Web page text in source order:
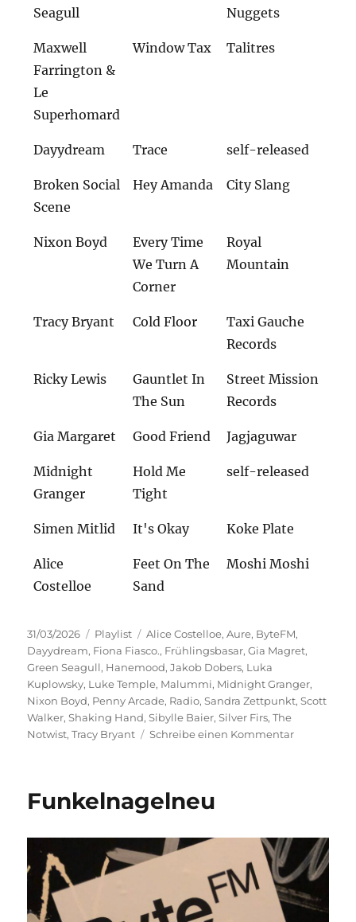
Seagull
Nuggets
Maxwell
Farrington &
Le
Superhomard
Window Tax Talitres
Dayydream Trace self-released
Broken Social
Scene
Hey Amanda City Slang
Nixon Boyd
Every Time
We Turn A
Corner
Royal
Mountain
Tracy Bryant Cold Floor
Taxi Gauche
Records
Ricky Lewis
Gauntlet In
The Sun
Street Mission
Records
Gia Margaret Good Friend Jagjaguwar
Midnight
Granger
Hold Me
Tight
self-released
Simen Mitlid It's Okay Koke Plate
Alice
Costelloe
Feet On The
Sand
Moshi Moshi
Veröffentlicht
am
31/03/2026 Kategorien
Playlist Schlagwörter
Alice Costelloe,Aure, ByteFM,
Dayydream, Fiona Fiasco., Frühlingsbasar,Gia Magret,
Green Seagull, Hanemood,Jakob Dobers, Luka
Kuplowsky, Luke Temple, Malummi, Midnight Granger,
Nixon Boyd, Penny Arcade, Radio,Sandra Zettpunkt,Scott
Walker,Shaking Hand,Sibylle Baier,Silver Firs,The
Notwist,Tracy Bryant Schreibe einen Kommentarzu
Funkelnagelneu